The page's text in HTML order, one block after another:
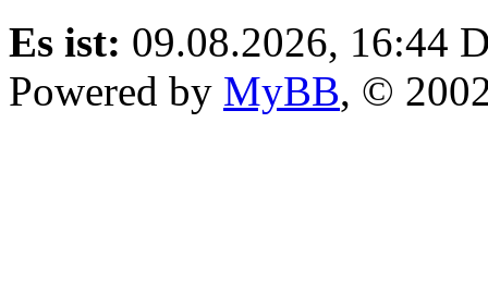
Es ist: 09.08.2026, 16:44
Powered by MyBB, ©